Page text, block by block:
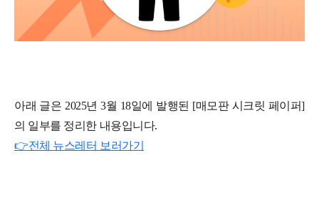
아래 글은 2025년 3월 18일에 발행된 [매모판 시크릿 페이퍼]
의 일부를 정리한 내용입니다.
👉전체 뉴스레터 보러가기